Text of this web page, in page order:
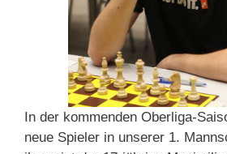
In der kommenden Oberliga-
neue Spieler in unserer 1.